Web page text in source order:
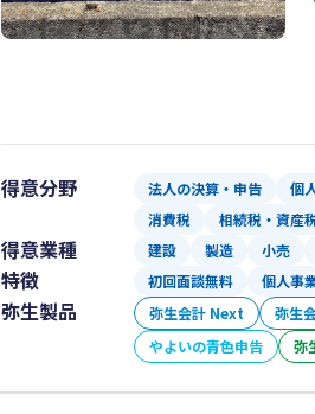
得意分野 法人の決算・申告 個
消費税
相続税・資産
得意業種 建設 製造 小売
特徴 初回面談無料 個人事
弥生製品 弥生会計 Next 弥生
やよいの青色申告
弥